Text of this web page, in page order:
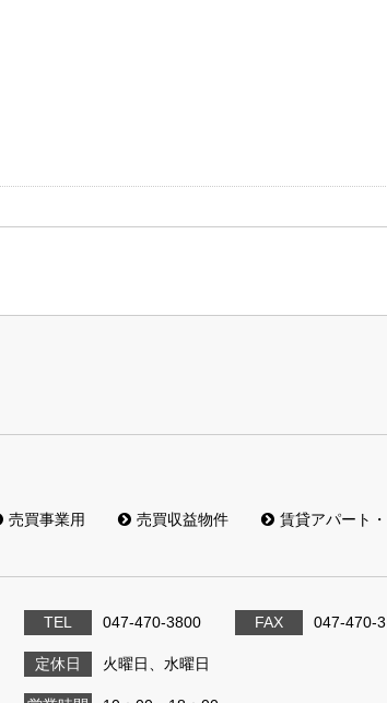
売買事業用 売買収益物件
賃貸アパート
TEL 047-470-3800 FAX 047-470-
定休日 火曜日、水曜日